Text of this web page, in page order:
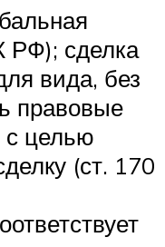
РФ); сделка
вида, без
правовые
с целью
(ст. 170